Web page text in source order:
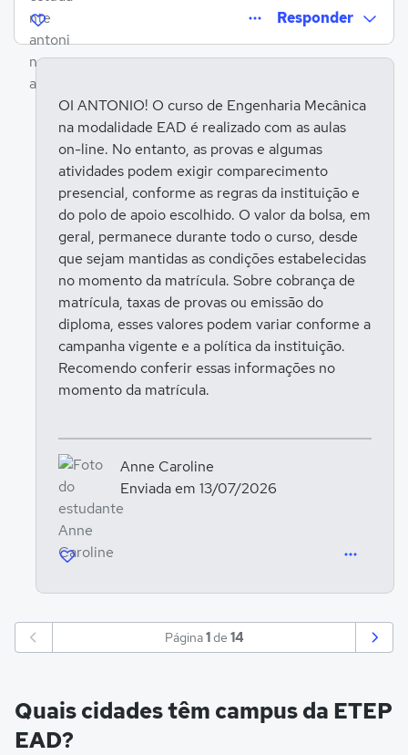
Responder
Entrar para responder
OI ANTONIO! O curso de Engenharia Mecânica
na modalidade EAD é realizado com as aulas
on-line. No entanto, as provas e algumas
atividades podem exigir comparecimento
presencial, conforme as regras da instituição e
do polo de apoio escolhido. O valor da bolsa, em
geral, permanece durante todo o curso, desde
que sejam mantidas as condições estabelecidas
no momento da matrícula. Sobre cobrança de
matrícula, taxas de provas ou emissão do
diploma, esses valores podem variar conforme a
campanha vigente e a política da instituição.
Recomendo conferir essas informações no
momento da matrícula.
Anne Caroline
Enviada em 13/07/2026
Página1de 14
Quais cidades têm campus da ETEP
EAD?